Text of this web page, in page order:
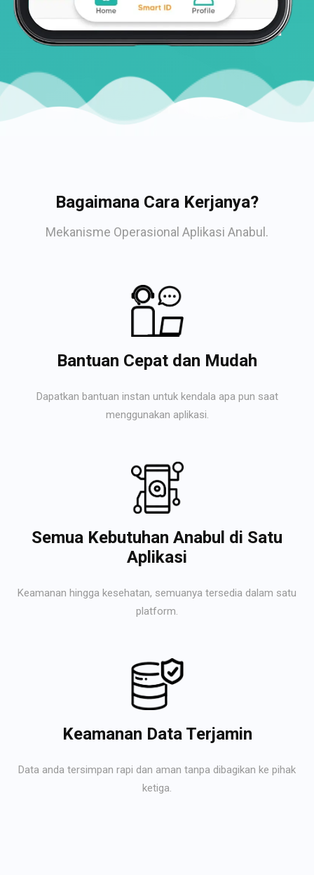
Bagaimana Cara Kerjanya?
Mekanisme Operasional Aplikasi Anabul.
Bantuan Cepat dan Mudah
Dapatkan bantuan instan untuk kendala apa pun saat
menggunakan aplikasi.
Semua Kebutuhan Anabul di Satu
Aplikasi
Keamanan hingga kesehatan, semuanya tersedia dalam satu
platform.
Keamanan Data Terjamin
Data anda tersimpan rapi dan aman tanpa dibagikan ke pihak
ketiga.